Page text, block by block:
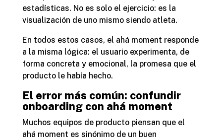
estadísticas. No es solo el ejercicio: es la
visualización de uno mismo siendo atleta.
En todos estos casos, el ahá moment responde
a la misma lógica: el usuario experimenta, de
forma concreta y emocional, la promesa que el
producto le había hecho.
El error más común: confundir
onboarding con ahá moment
Muchos equipos de producto piensan que el
ahá moment es sinónimo de un buen